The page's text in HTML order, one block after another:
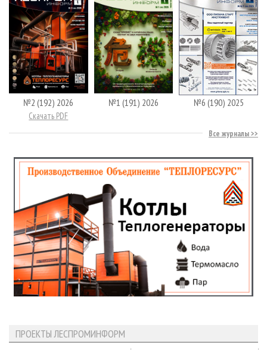
№2 (192) 2026
Скачать PDF
№1 (191) 2026 №6 (190) 2025
Все журналы
ПРОЕКТЫ ЛЕСПРОМИНФОРМ